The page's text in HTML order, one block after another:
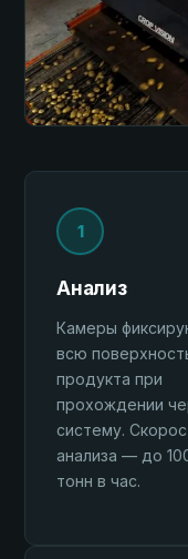
1
Анализ
Камеры
всю
продукта при
прохождении
систему.
анализа — до
тонн в час.